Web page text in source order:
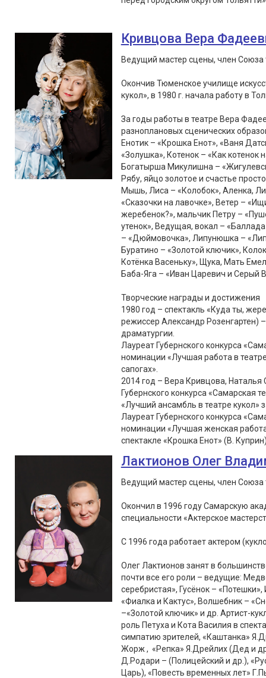
Кривцова Вера
Ведущий мастер сцены, член Союза
Окончив Тюменское училище
кукол», в 1980 г. начала работу в
За годы работы в театре Вера
разноплановых сценических
Енотик – «Крошка Енот», «Ваня
«Золушка», Котенок – «Как
Богатырша Микулишна –
Рябу, яйцо золотое и счастье
Мышь, Лиса – «Колобок», Аленка,
«Сказочки на лавочке», Ветер –
жеребенок?», мальчик Петру –
утенок», Ведущая, вокал –
– «Дюймовочка», Липунюшка –
Буратино – «Золотой ключик»,
Котёнка Васеньку», Щука, Мать
Баба-Яга – «Иван Царевич и Серый
Творческие награды и достижения
1980 год – спектакль «Куда ты,
режиссер Александр Розенгартен)
драматургии.
Лауреат Губернского конкурса
номинации «Лучшая работа в
сапогах».
2014 год – Вера Кривцова,
Губернского конкурса «Самарская
«Лучший ансамбль в театре кукол»
Лауреат Губернского конкурса
номинации «Лучшая женская
спектакле «Крошка Енот» (В.
Лактионов Олег
Ведущий мастер сцены, член Союза
Окончил в 1996 году Самарскую
специальности «Актерское
С 1996 года работает актером
Олег Лактионов занят в
почти все его роли – ведущие:
серебристая», Гусёнок –
«Фиалка и Кактус», Волшебник –
–«Золотой ключик» и др. Артист-
роль Петуха и Кота Василия в
симпатию зрителей, «Каштанка»
Жорж , «Репка» Я.Дрейлих (Дед и
Д.Родари – (Полицейский и др.),
Царь), «Повесть временных лет»